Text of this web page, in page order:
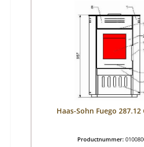
Haas-Sohn Fuego
Productnummer: